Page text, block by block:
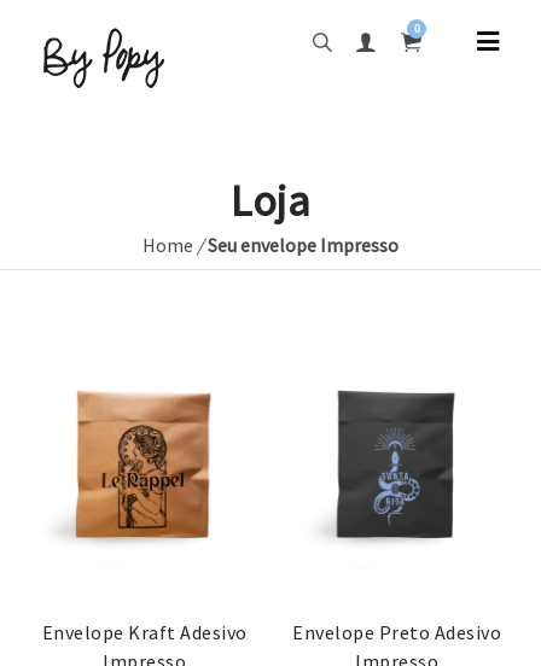
0
Loja
Home /Seu envelope Impresso
Envelope Kraft Adesivo
Impresso
Envelope Preto Adesivo
Impresso